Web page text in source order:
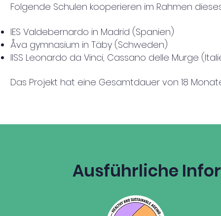
Folgende Schulen kooperieren im Rahmen
IES Valdebernardo in Madrid (Spanien)
Åva gymnasium in Täby (Schweden)
IISS Leonardo da Vinci, Cassano delle Murge
Das Projekt hat eine Gesamtdauer von 18
Ausführliche